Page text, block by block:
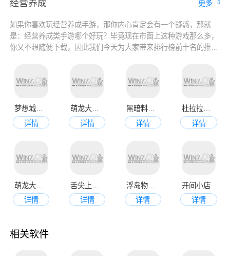
经营养成 更多
如果你喜欢玩经营养成手游，那你内心肯定会有一个疑惑，那就
是：经营养成类手游哪个好玩？毕竟现在市面上这种游戏那么多，
你又不想随便下载，因此我们今天为大家带来排行榜前十名的推
梦想城镇官方正版
详情
萌龙大乱斗手机版
详情
黑暗料理王
详情
杜拉拉升职记官网版
详情
萌龙大乱斗九游版
详情
详情
浮岛物语最新中文版
详情
开间小店
详情
相关软件